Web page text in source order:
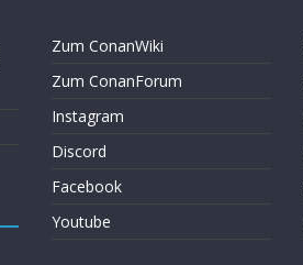
Zum ConanWiki
Zum ConanForum
Instagram
Discord
Facebook
Youtube